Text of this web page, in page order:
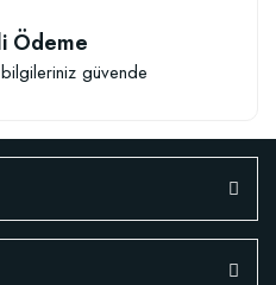
Ödeme
güvende